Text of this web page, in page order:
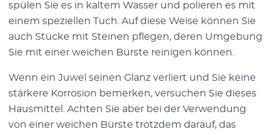
spülen Sie es in kaltem Wasser und polieren es mit
einem speziellen Tuch. Auf diese Weise können Sie
auch Stücke mit Steinen pflegen, deren Umgebung
Sie mit einer weichen Bürste reinigen können.
Wenn ein Juwel seinen Glanz verliert und Sie keine
stärkere Korrosion bemerken, versuchen Sie dieses
Hausmittel. Achten Sie aber bei der Verwendung
von einer weichen Bürste trotzdem darauf, das